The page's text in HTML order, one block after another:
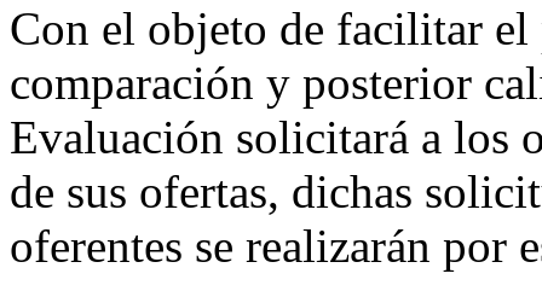
Con el objeto de facilitar
comparación y posterior
Evaluación solicitará a los
de sus ofertas, dichas
oferentes se realizarán por